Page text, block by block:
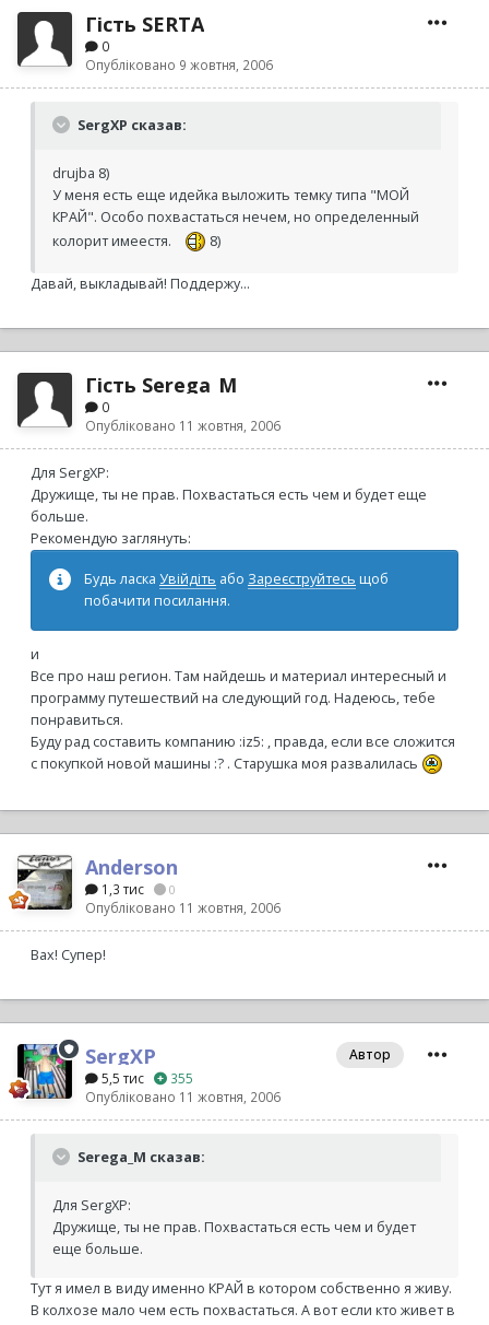
Гість SERTA
0
Опубліковано 9 жовтня, 2006
SergXP сказав:
drujba 8)
У меня есть еще идейка выложить темку типа "МОЙ
КРАЙ". Особо похвастаться нечем, но определенный
колорит имеестя.
8)
Давай, выкладывай! Поддержу...
Гість Serega_M
0
Опубліковано 11 жовтня, 2006
Для SergXP:
Дружище, ты не прав. Похвастаться есть чем и будет еще
больше.
Рекомендую заглянуть:
Будь ласка Увійдіть або Зареєструйтесь щоб
побачити посилання.
и
Все про наш регион. Там найдешь и материал интересный и
программу путешествий на следующий год. Надеюсь, тебе
понравиться.
Буду рад составить компанию :iz5: , правда, если все сложится
с покупкой новой машины :? . Старушка моя развалилась
Anderson
1,3 тис 0
Опубліковано 11 жовтня, 2006
Вах! Супер!
SergXP
5,5 тис
355
Опубліковано 11 жовтня, 2006
Автор
Serega_M сказав:
Для SergXP:
Дружище, ты не прав. Похвастаться есть чем и будет
еще больше.
Тут я имел в виду именно КРАЙ в котором собственно я живу.
В колхозе мало чем есть похвастаться. А вот если кто живет в